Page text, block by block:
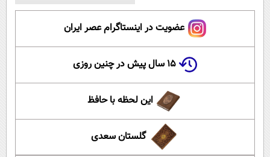
عضویت در اینستاگرام عصر ایران
۱۵ سال پیش در چنین روزی
این لحظه با حافظ
گلستان سعدی